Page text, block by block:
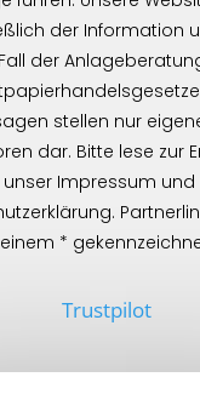
der Information
der
stellen nur
dar. Bitte lese zur
Impressum und
einem *
Trustpilot